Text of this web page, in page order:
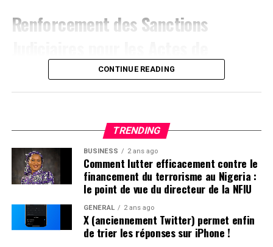
Renforcement des Sanctions
Violence àAgen
impliquant trois hommes. L’un des participants, avec
des marques visibles sur son manteau, a déclaré avoir
été attaqué au couteau par les deux autres. Ces derniers
ont rejeté les accusations lors de leur interrogatoire.
Déjà sous le coup d’une obligation de quitter le
accompagnée d’une assignation à résidence. La victime
n’a pas porté plainte et était introuvable à son domicile.
CONTINUE READING
TRENDING
BUSINESS 2 ans ago
Comment lutter efficacement contre le
financement du terrorisme au Nigeria :
le point de vue du directeur de la NFIU
GÉNÉRAL 2 ans ago
X (anciennement Twitter) permet enfin
de trier les réponses sur iPhone !